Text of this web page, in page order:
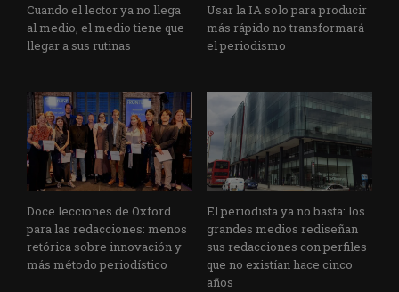
Cuando el lector ya no llega
al medio, el medio tiene que
llegar a sus rutinas
Usar la IA solo para producir
más rápido no transformará
el periodismo
Doce lecciones de Oxford
para las redacciones: menos
retórica sobre innovación y
más método periodístico
El periodista ya no basta: los
grandes medios rediseñan
sus redacciones con perfiles
que no existían hace cinco
años